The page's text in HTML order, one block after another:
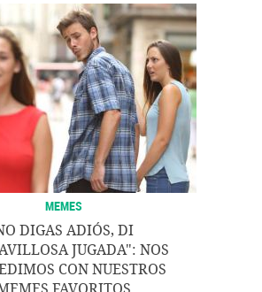
MEMES
DIGAS ADIÓS, DI
JUGADA": NOS
CON NUESTROS